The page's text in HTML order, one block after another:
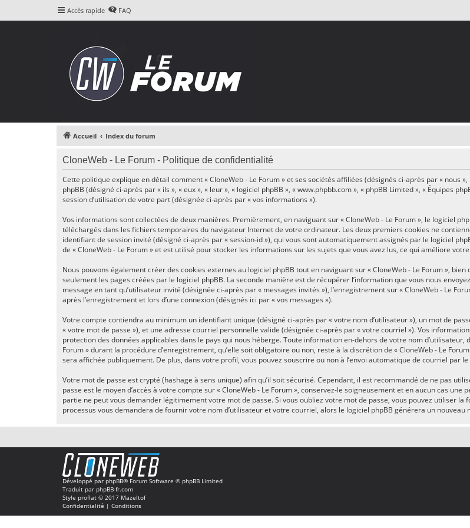
Accès rapide FAQ
Accueil Index du forum
CloneWeb - Le Forum - Politique de confidentialité
Cette politique explique en détail comment « CloneWeb - Le Forum » et ses sociétés affiliées (désignés ci-après par « nous
phpBB (désigné ci-après par « ils », « eux », « leur », « logiciel phpBB », « www.phpbb.com », « phpBB Limited », « Équipes
session d’utilisation de votre part (désignée ci-après par « vos informations »).
Vos informations sont collectées de deux manières. Premièrement, en naviguant sur « CloneWeb - Le Forum », le logiciel
téléchargés dans les fichiers temporaires du navigateur Internet de votre ordinateur. Les deux premiers cookies ne
identifiant de session invité (désigné ci-après par « session-id »), qui vous sont automatiquement assignés par le logiciel
de « CloneWeb - Le Forum » et est utilisé pour stocker les informations sur les sujets que vous avez lus, ce qui améliore
Nous pouvons également créer des cookies externes au logiciel phpBB tout en naviguant sur « CloneWeb - Le Forum »,
seulement les pages créées par le logiciel phpBB. La seconde manière est de récupérer l’information que vous nous
message en tant qu’utilisateur invité (désignée ci-après par « messages invités »), l’enregistrement sur « CloneWeb - Le
après l’enregistrement et lors d’une connexion (désignés ici par « vos messages »).
Votre compte contiendra au minimum un identifiant unique (désigné ci-après par « votre nom d’utilisateur »), un mot de
« votre mot de passe »), et une adresse courriel personnelle valide (désignée ci-après par « votre courriel »). Vos
protection des données applicables dans le pays qui nous héberge. Toute information en-dehors de votre nom
Forum » durant la procédure d’enregistrement, qu’elle soit obligatoire ou non, reste à la discrétion de « CloneWeb - Le
sera affichée publiquement. De plus, dans votre profil, vous pouvez souscrire ou non à l’envoi automatique de courriel par
Votre mot de passe est crypté (hashage à sens unique) afin qu’il soit sécurisé. Cependant, il est recommandé de ne pas
passe est le moyen d’accès à votre compte sur « CloneWeb - Le Forum », conservez-le soigneusement et en aucun cas une
partie ne peut vous demander légitimement votre mot de passe. Si vous oubliez votre mot de passe, vous pouvez utiliser la
processus vous demandera de fournir votre nom d’utilisateur et votre courriel, alors le logiciel phpBB générera un
Développé par phpBB® Forum Software © phpBB Limited
Traduit par phpBB-fr.com
Style proflat © 2017 Mazeltof
Confidentialité | Conditions